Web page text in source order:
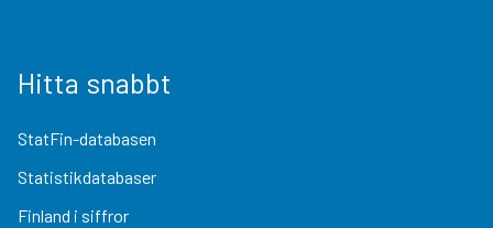
Hitta snabbt
StatFin-databasen
Statistikdatabaser
Finland i siffror